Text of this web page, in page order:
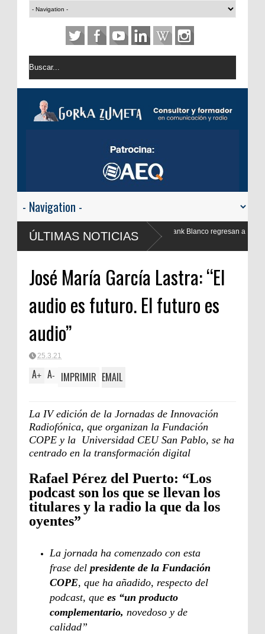
ÚLTIMAS NOTICIAS
Blanco regresan a
José María García Lastra: “El
audio es futuro. El futuro es
audio”
25.3.21
A+ A- IMPRIMIR EMAIL
La IV edición de la Jornadas de Innovación
Radiofónica, que organizan la Fundación
COPE y la Universidad CEU San Pablo, se ha
centrado en la transformación digital
Rafael Pérez del Puerto: “Los
podcast son los que se llevan los
titulares y la radio la que da los
oyentes”
La jornada ha comenzado con esta
frase del presidente de la Fundación
COPE, que ha añadido, respecto del
podcast, que es “un producto
complementario, novedoso y de
calidad”